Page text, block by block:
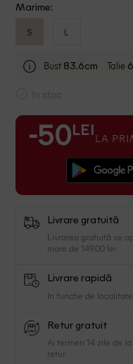
Marime:
S L
Bust 83.6cm Talie
In stoc
-50 LEI LA
Livrare gratuită
Livrarea gratuită se
mare de 149.00 lei
Livrare rapidă
In functie de
Retur gratuit
Ai termen 14 zile de
retur.